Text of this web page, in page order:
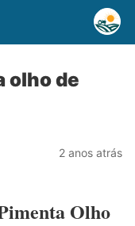
olho de
2 anos atrás
Olho